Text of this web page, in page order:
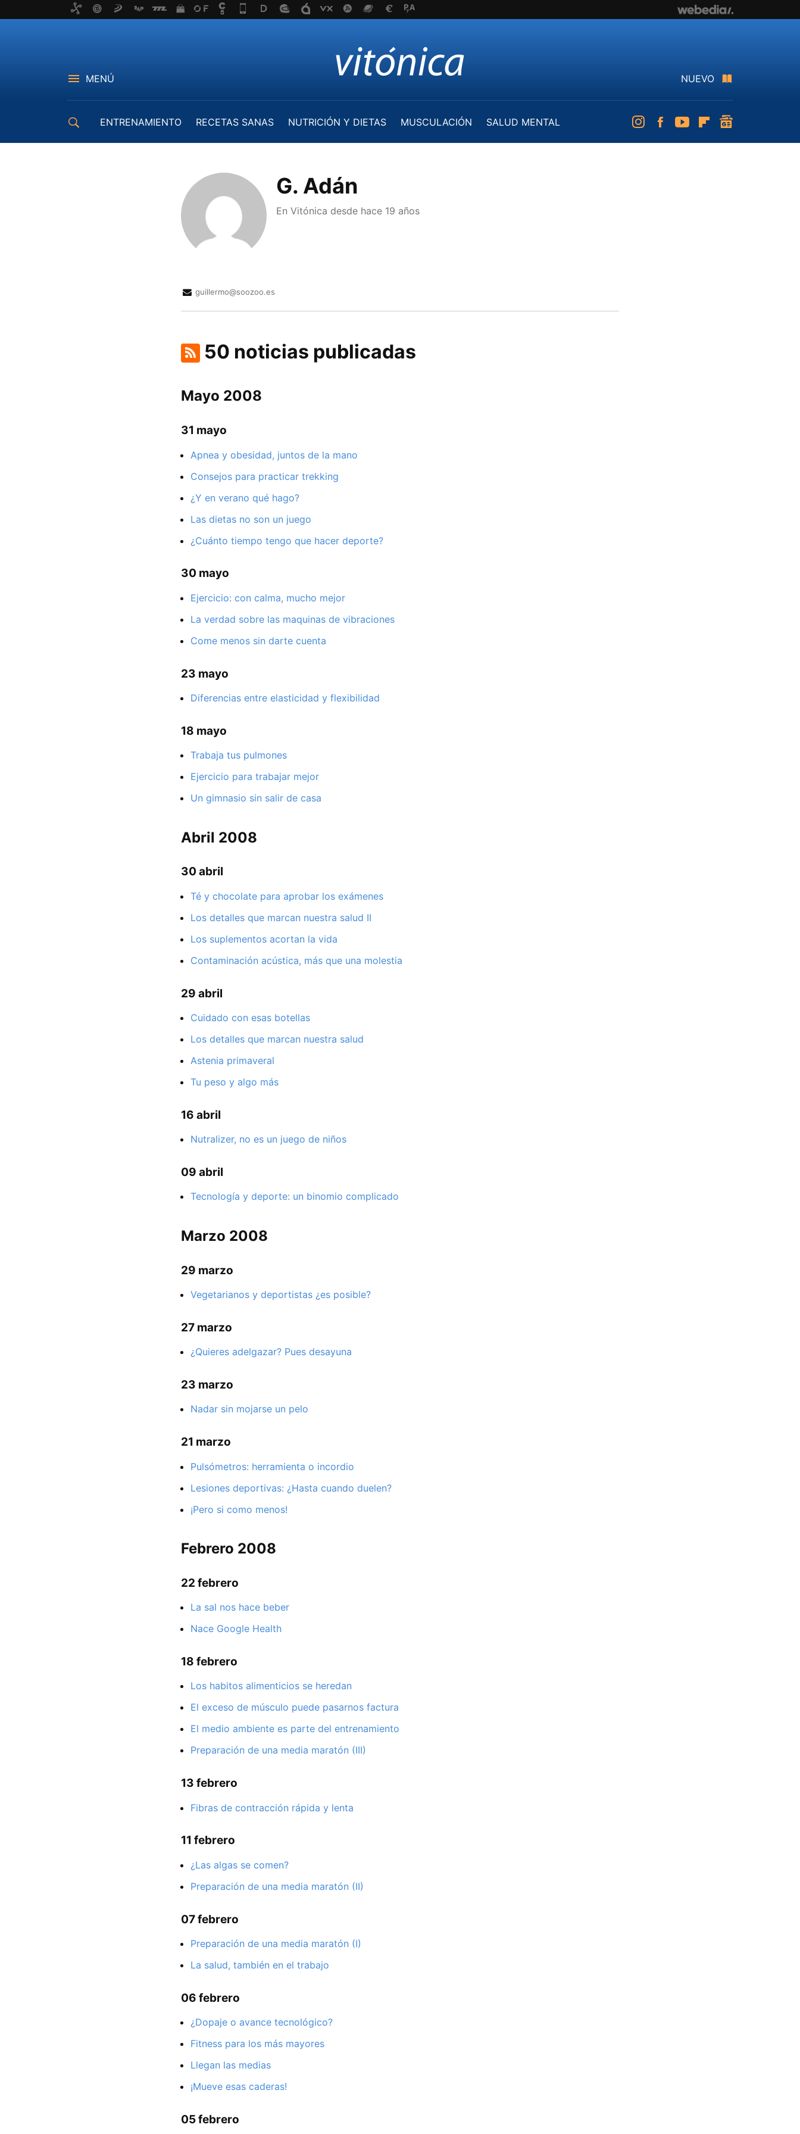
MENÚ NUEVO
ENTRENAMIENTO RECETAS SANAS NUTRICIÓN Y DIETAS MUSCULACIÓN
SALUD MENTAL
InstagramFacebookYoutubeFlipboard
G. Adán
En Vitónica desde hace 19 años
guillermo@soozoo.es
50 noticias publicadas
Mayo 2008
31 mayo
Apnea y obesidad, juntos de la mano
Consejos para practicar trekking
¿Y en verano qué hago?
Las dietas no son un juego
¿Cuánto tiempo tengo que hacer deporte?
30 mayo
Ejercicio: con calma, mucho mejor
La verdad sobre las maquinas de vibraciones
Come menos sin darte cuenta
23 mayo
Diferencias entre elasticidad y flexibilidad
18 mayo
Trabaja tus pulmones
Ejercicio para trabajar mejor
Un gimnasio sin salir de casa
Abril 2008
30 abril
Té y chocolate para aprobar los exámenes
Los detalles que marcan nuestra salud II
Los suplementos acortan la vida
Contaminación acústica, más que una molestia
29 abril
Cuidado con esas botellas
Los detalles que marcan nuestra salud
Astenia primaveral
Tu peso y algo más
16 abril
Nutralizer, no es un juego de niños
09 abril
Tecnología y deporte: un binomio complicado
Marzo 2008
29 marzo
Vegetarianos y deportistas ¿es posible?
27 marzo
¿Quieres adelgazar? Pues desayuna
23 marzo
Nadar sin mojarse un pelo
21 marzo
Pulsómetros: herramienta o incordio
Lesiones deportivas: ¿Hasta cuando duelen?
¡Pero si como menos!
Febrero 2008
22 febrero
La sal nos hace beber
Nace Google Health
18 febrero
Los habitos alimenticios se heredan
El exceso de músculo puede pasarnos factura
El medio ambiente es parte del entrenamiento
Preparación de una media maratón (III)
13 febrero
Fibras de contracción rápida y lenta
11 febrero
¿Las algas se comen?
Preparación de una media maratón (II)
07 febrero
Preparación de una media maratón (I)
La salud, también en el trabajo
06 febrero
¿Dopaje o avance tecnológico?
Fitness para los más mayores
Llegan las medias
¡Mueve esas caderas!
05 febrero